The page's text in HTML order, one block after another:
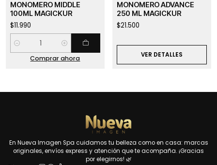
MONOMERO MIDDLE
100ML MAGICKUR
$11.990
Cantidad
Comprar ahora
MONOMERO ADVANCE
250 ML MAGICKUR
$21.500
VER DETALLES
En Nueva Imagen Spa cuidamos tu belleza como en casa: marcas
originales, envíos express y atención que te acompaña. ¡Gracias
por elegirnos! 🌿